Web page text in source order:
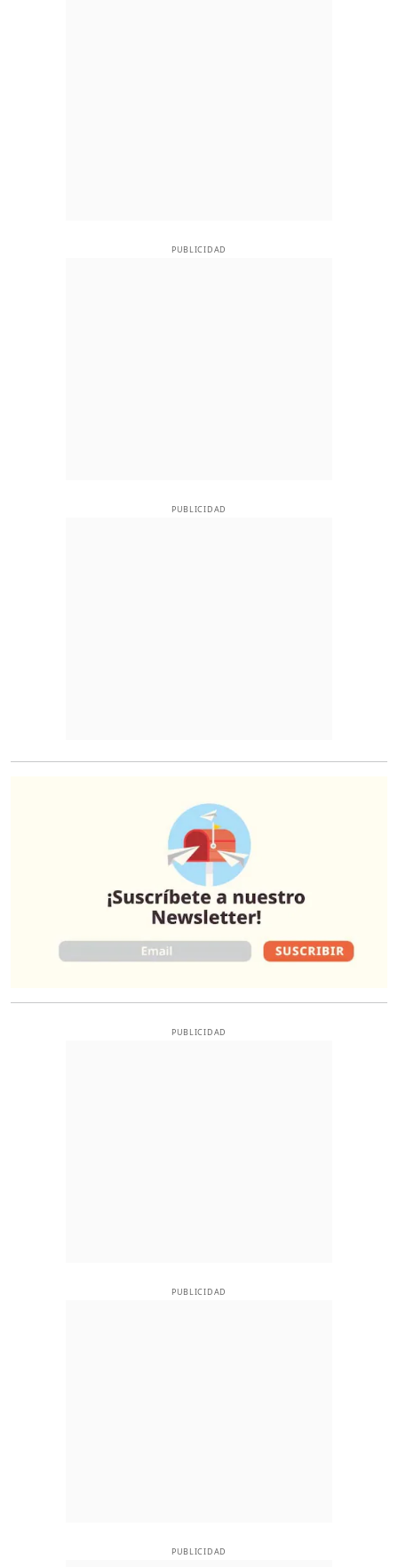
PUBLICIDAD
PUBLICIDAD
PUBLICIDAD
PUBLICIDAD
PUBLICIDAD